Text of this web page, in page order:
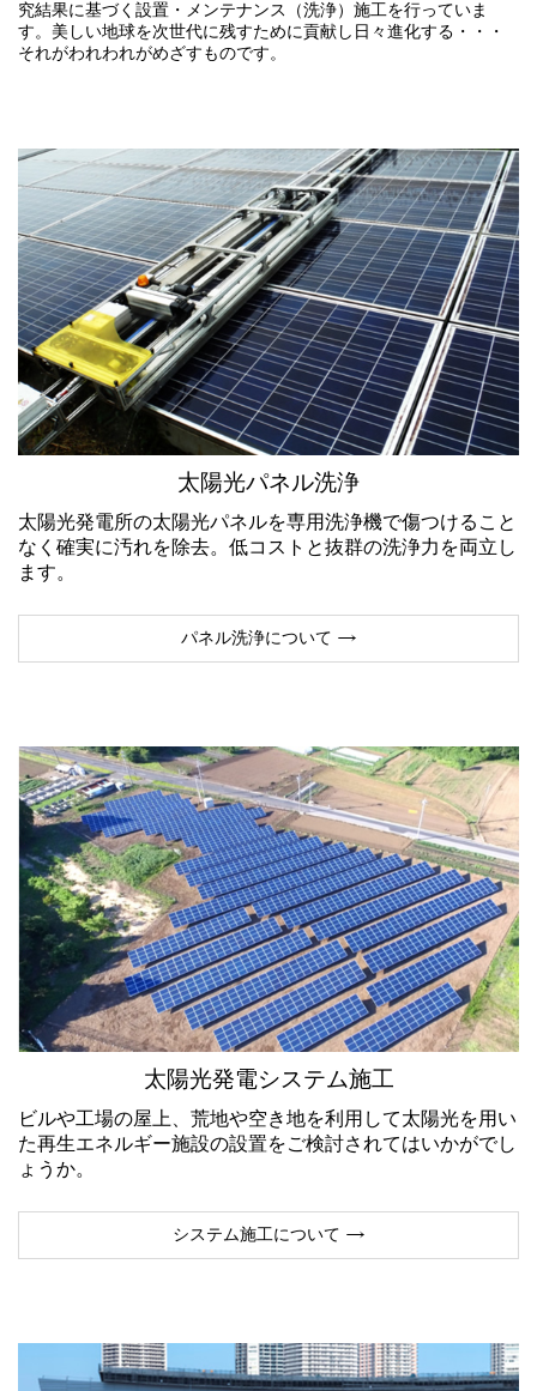
究結果に基づく設置・メンテナンス（洗浄）施工を行っていま
す。美しい地球を次世代に残すために貢献し日々進化する・・・
それがわれわれがめざすものです。
太陽光パネル洗浄
太陽光発電所の太陽光パネルを専用洗浄機で傷つけること
なく確実に汚れを除去。低コストと抜群の洗浄力を両立し
ます。
パネル洗浄について
太陽光発電システム施工
ビルや工場の屋上、荒地や空き地を利用して太陽光を用い
た再生エネルギー施設の設置をご検討されてはいかがでし
ょうか。
システム施工について